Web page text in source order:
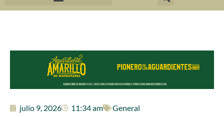
julio 9, 2026 11:34 am General